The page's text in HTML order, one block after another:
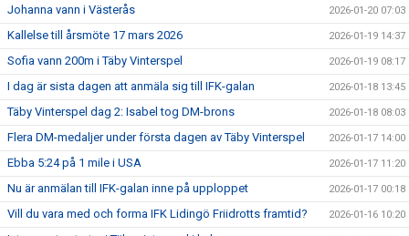
Johanna vann i Västerås 2026-01-20 07:03
Kallelse till årsmöte 17 mars 2026 2026-01-19 14:37
Sofia vann 200m i Täby Vinterspel 2026-01-19 08:17
I dag är sista dagen att anmäla sig till IFK-galan 2026-01-18 13:45
Täby Vinterspel dag 2: Isabel tog DM-brons 2026-01-18 08:03
Flera DM-medaljer under första dagen av Täby Vinterspel 2026-01-17 14:00
Ebba 5:24 på 1 mile i USA 2026-01-17 11:20
Nu är anmälan till IFK-galan inne på upploppet 2026-01-17 00:18
Vill du vara med och forma IFK Lidingö Friidrotts framtid? 2026-01-16 10:20